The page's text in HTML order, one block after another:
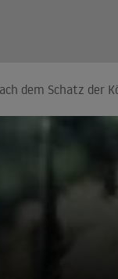
dem Schatz der